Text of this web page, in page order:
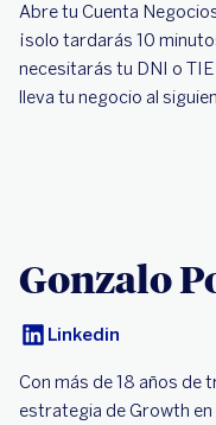
Abre tu Cuenta
¡solo tardarás 10
necesitarás tu DNI o
lleva tu negocio al
Gonzalo
Linkedin
Con más de 18 años de
estrategia de Growth